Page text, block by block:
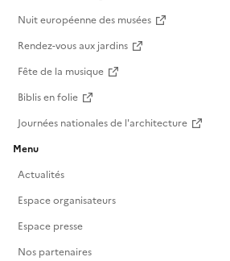
Nuit européenne des musées
Rendez-vous aux jardins
Fête de la musique
Biblis en folie
Journées nationales de l'architecture
Menu
Actualités
Espace organisateurs
Espace presse
Nos partenaires